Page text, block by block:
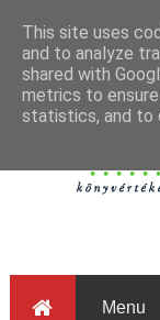
This site uses
and to analyze
shared with
metrics to
statistics, and to